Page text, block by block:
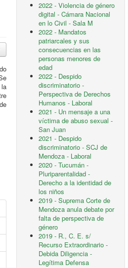
2022 - Violencia de género
digital - Cámara Nacional
en lo Civil - Sala M
2022 - Mandatos
patriarcales y sus
consecuencias en las
personas menores de
edad
2022 - Despido
discriminatorio -
Perspectiva de Derechos
Humanos - Laboral
2021 - Un mensaje a una
víctima de abuso sexual -
San Juan
2021 - Despido
discriminatorio - SCJ de
Mendoza - Laboral
2020 - Tucumán -
Pluriparentalidad -
Derecho a la identidad de
los niños
2019 - Suprema Corte de
Mendoza anula debate por
falta de perspectiva de
género
2019 - R., C. E. s/
Recurso Extraordinario -
Debida Diligencia -
Legítima Defensa